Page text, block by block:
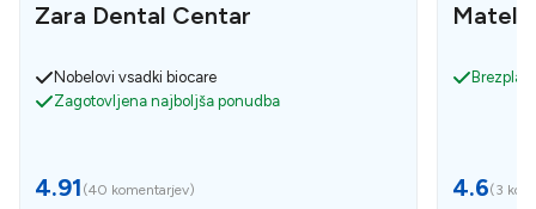
Zara Dental Centar
Nobelovi vsadki biocare
Zagotovljena najboljša ponudba
4.91 (40 komentarjev)
Matell
4.6(3